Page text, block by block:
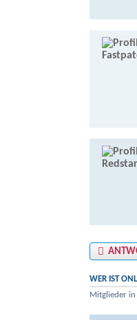
Redstar
WER IST
Mitglieder